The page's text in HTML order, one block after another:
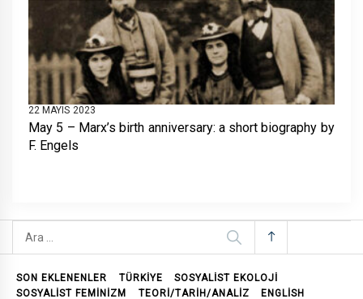
22 MAYIS 2023
May 5 – Marx’s birth anniversary: a short biography by
F. Engels
Arama:
SON EKLENENLER TÜRKİYE
SOSYALIST EKOLOJI
SOSYALIST FEMINIZM
TEORI/TARIH/ANALIZ ENGLISH